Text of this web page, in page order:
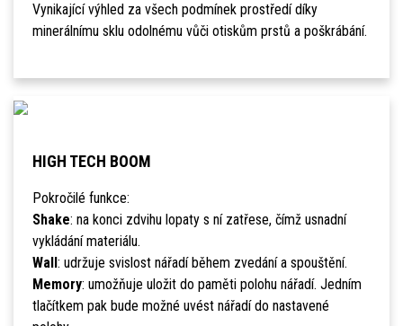
Vynikající výhled za všech podmínek prostředí díky
minerálnímu sklu odolnému vůči otiskům prstů a poškrábání.
HIGH TECH BOOM
Pokročilé funkce:
Shake: na konci zdvihu lopaty s ní zatřese, čímž usnadní
vykládání materiálu.
Wall : udržuje svislost nářadí během zvedání a spouštění.
Memory: umožňuje uložit do paměti polohu nářadí. Jedním
tlačítkem pak bude možné uvést nářadí do nastavené